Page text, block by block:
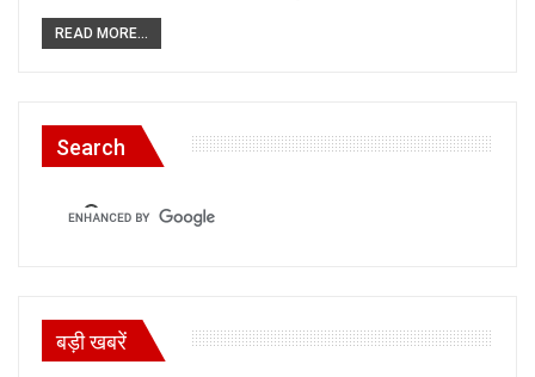
READ MORE...
Search
बड़ी खबरें